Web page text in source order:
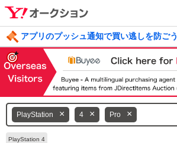
アプリのプッシュ通知で買い逃しを防ごう
毎日引けるくじ 今すぐ挑戦
PlayStation 4 Pro
PlayStation 4